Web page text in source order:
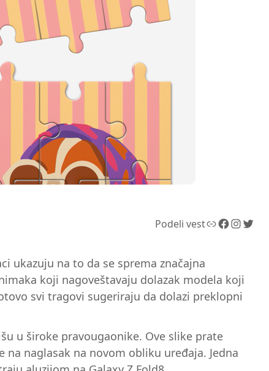
Podeli vestLink Facebook InstagramTwitter
ukazuju na to da se sprema značajna
koji nagoveštavaju dolazak modela koji
svi tragovi sugeriraju da dolazi preklopni
u široke pravougaonike. Ove slike prate
na naglasak na novom obliku uređaja. Jedna